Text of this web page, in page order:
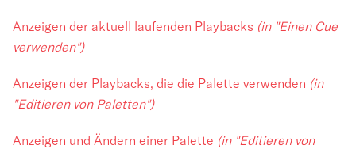
Anzeigen der aktuell laufenden Playbacks (in "Einen Cue
verwenden")
Anzeigen der Playbacks, die die Palette verwenden (in
"Editieren von Paletten")
Anzeigen und Ändern einer Palette (in "Editieren von